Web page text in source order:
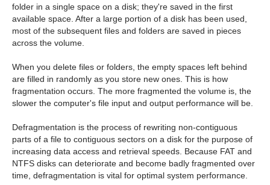
folder in a single space on a disk; they're saved in the first
available space. After a large portion of a disk has been used,
most of the subsequent files and folders are saved in pieces
across the volume.
When you delete files or folders, the empty spaces left behind
are filled in randomly as you store new ones. This is how
fragmentation occurs. The more fragmented the volume is, the
slower the computer's file input and output performance will be.
Defragmentation is the process of rewriting non-contiguous
parts of a file to contiguous sectors on a disk for the purpose of
increasing data access and retrieval speeds. Because FAT and
NTFS disks can deteriorate and become badly fragmented over
time, defragmentation is vital for optimal system performance.